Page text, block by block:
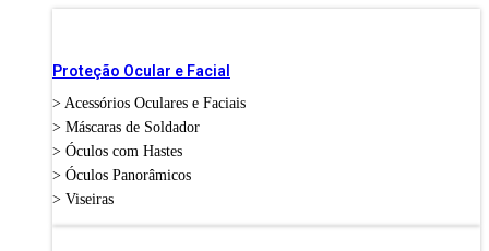
Proteção Ocular e Facial
> Acessórios Oculares e Faciais
> Máscaras de Soldador
> Óculos com Hastes
> Óculos Panorâmicos
> Viseiras